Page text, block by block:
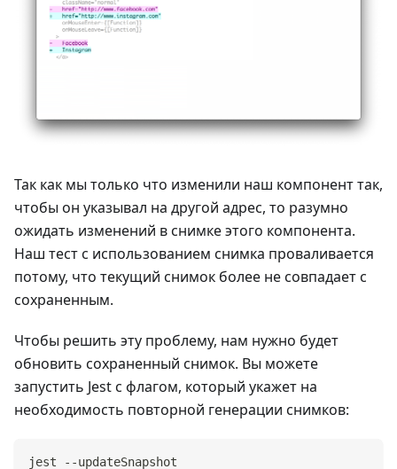
Так как мы только что изменили наш компонент так,
чтобы он указывал на другой адрес, то разумно
ожидать изменений в снимке этого компонента.
Наш тест с использованием снимка проваливается
потому, что текущий снимок более не совпадает с
сохраненным.
Чтобы решить эту проблему, нам нужно будет
обновить сохраненный снимок. Вы можете
запустить Jest с флагом, который укажет на
необходимость повторной генерации снимков:
jest --updateSnapshot